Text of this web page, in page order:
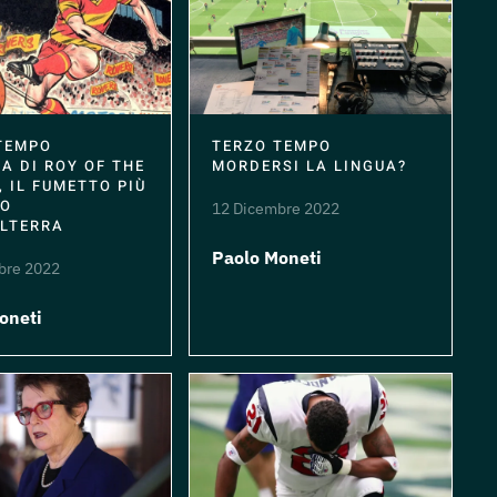
DI ROY OF THE
IL FUMETTO PIÙ
2022
TERZO TEMPO
MORDERSI LA LINGUA?
12 Dicembre 2022
Paolo Moneti